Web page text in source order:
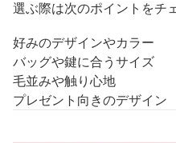
選ぶ際は次のポイントをチ
好みのデザインやカラー
バッグや鍵に合うサイズ
毛並みや触り心地
プレゼント向きのデザイン